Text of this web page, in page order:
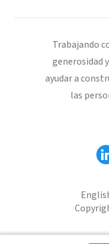
Trabajando
generosidad
ayudar a
las